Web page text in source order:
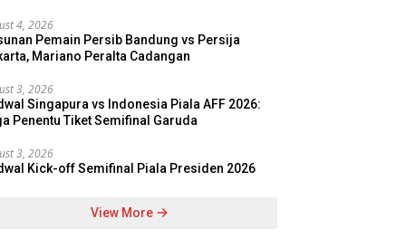
4, 2026
Pemain Persib Bandung vs Persija
Mariano Peralta Cadangan
3, 2026
Singapura vs Indonesia Piala AFF 2026:
Penentu Tiket Semifinal Garuda
3, 2026
Kick-off Semifinal Piala Presiden 2026
View More